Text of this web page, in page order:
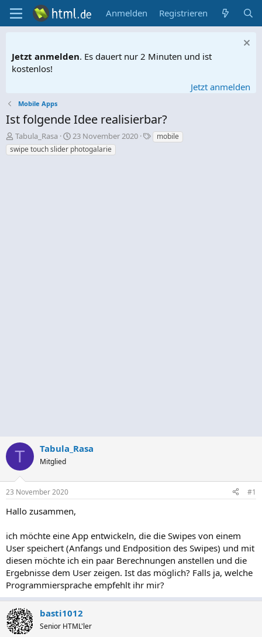
Anmelden Registrieren
Jetzt anmelden. Es dauert nur 2 Minuten und ist
kostenlos!
Jetzt anmelden
Mobile Apps
Ist folgende Idee realisierbar?
E
r
s
Tabula_Rasa
E
r
s
23 November 2020
S
c
mobile
swipe touch slider photogalarie
T Tabula_Rasa
Mitglied
23 November 2020 #1
Hallo zusammen,
ich möchte eine App entwickeln, die die Swipes von einem
User speichert (Anfangs und Endposition des Swipes) und mit
diesen möchte ich ein paar Berechnungen anstellen und die
Ergebnisse dem User zeigen. Ist das möglich? Falls ja, welche
Programmiersprache empfehlt ihr mir?
basti1012
Senior HTML'ler